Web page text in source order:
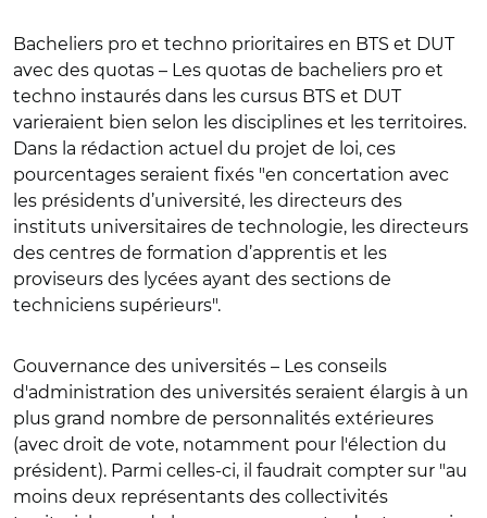
Bacheliers pro et techno prioritaires en BTS et DUT
avec des quotas – Les quotas de bacheliers pro et
techno instaurés dans les cursus BTS et DUT
varieraient bien selon les disciplines et les territoires.
Dans la rédaction actuel du projet de loi, ces
pourcentages seraient fixés "en concertation avec
les présidents d’université, les directeurs des
instituts universitaires de technologie, les directeurs
des centres de formation d’apprentis et les
proviseurs des lycées ayant des sections de
techniciens supérieurs".
Gouvernance des universités – Les conseils
d'administration des universités seraient élargis à un
plus grand nombre de personnalités extérieures
(avec droit de vote, notamment pour l'élection du
président). Parmi celles-ci, il faudrait compter sur "au
moins deux représentants des collectivités